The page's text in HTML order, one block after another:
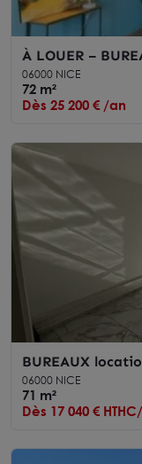
À LOUER –
IMMEUBLE
06000 NICE
72 m²
Dès 25 200 € /an
BUREAUX
06000 NICE
71 m²
Dès 17 040 €